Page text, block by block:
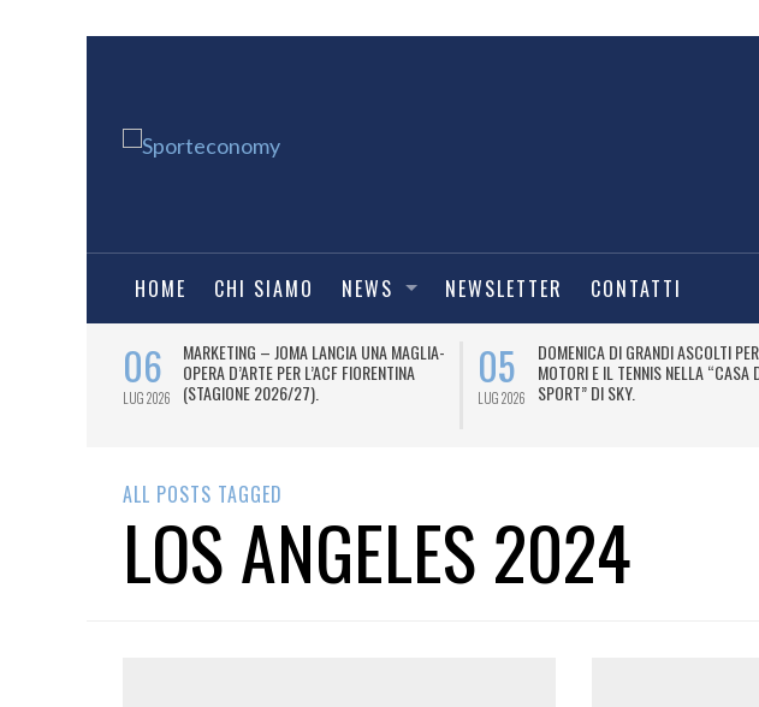
HOME CHI SIAMO NEWS NEWSLETTER CONTATTI
06
LUG 2026
MARKETING – JOMA LANCIA UNA MAGLIA-
OPERA D’ARTE PER L’ACF FIORENTINA
(STAGIONE 2026/27).
05
LUG 2026
DOMENICA DI GRANDI ASCOLTI
MOTORI E IL TENNIS NELLA “CASA
SPORT” DI SKY.
ALL POSTS TAGGED
LOS ANGELES 2024